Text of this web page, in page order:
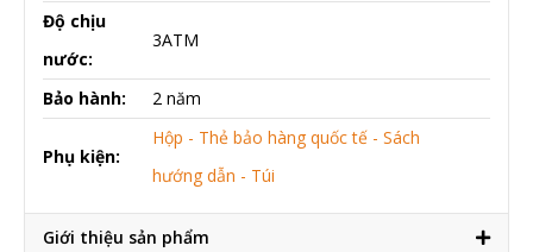
Độ chịu
nước:
3ATM
Bảo hành: 2 năm
Phụ kiện:
Hộp - Thẻ bảo hàng quốc tế - Sách
hướng dẫn - Túi
Giới thiệu sản phẩm